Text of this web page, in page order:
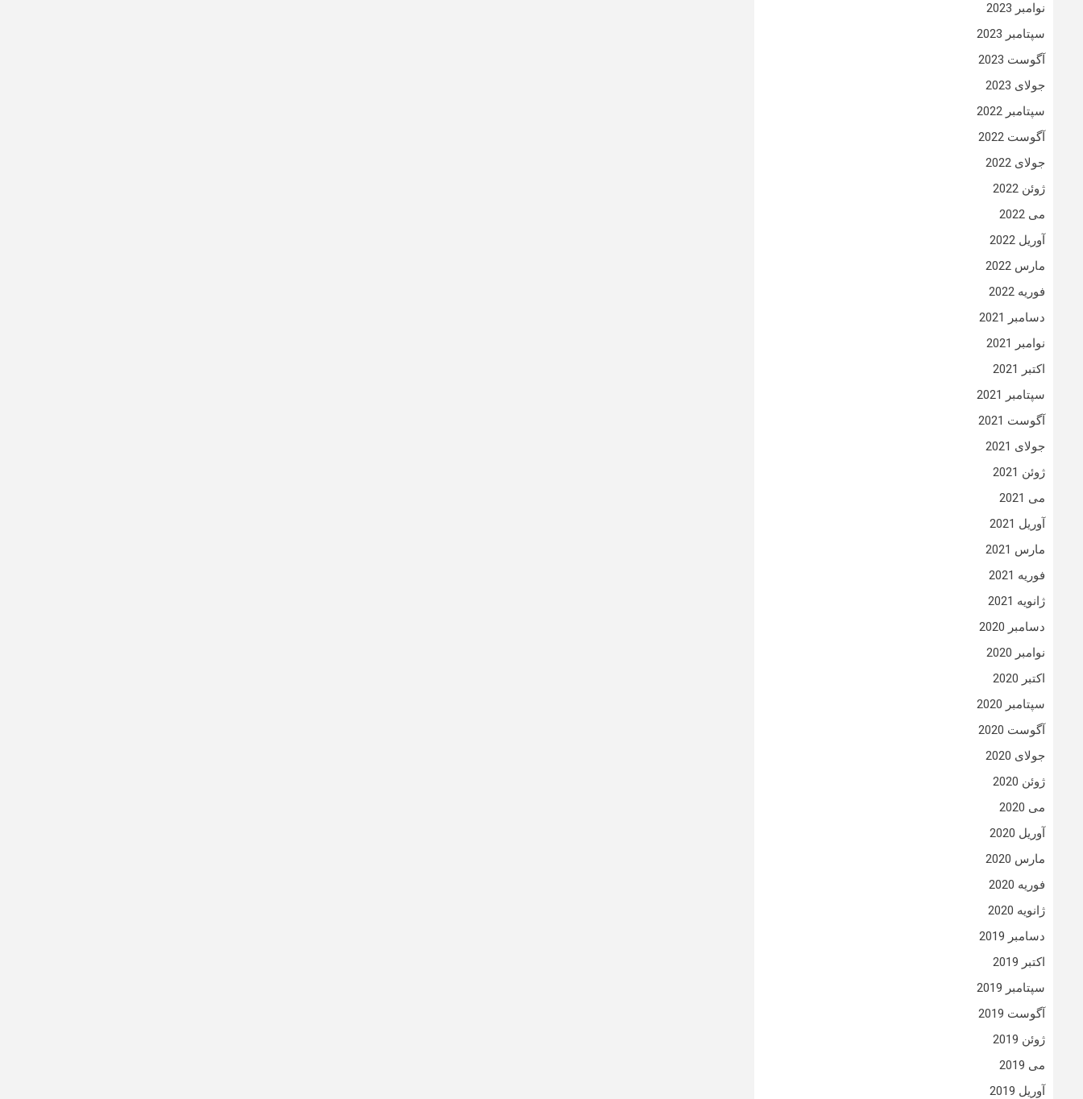
نوامبر 2023
سپتامبر 2023
آگوست 2023
جولای 2023
سپتامبر 2022
آگوست 2022
جولای 2022
ژوئن 2022
می 2022
آوریل 2022
مارس 2022
فوریه 2022
دسامبر 2021
نوامبر 2021
اکتبر 2021
سپتامبر 2021
آگوست 2021
جولای 2021
ژوئن 2021
می 2021
آوریل 2021
مارس 2021
فوریه 2021
ژانویه 2021
دسامبر 2020
نوامبر 2020
اکتبر 2020
سپتامبر 2020
آگوست 2020
جولای 2020
ژوئن 2020
می 2020
آوریل 2020
مارس 2020
فوریه 2020
ژانویه 2020
دسامبر 2019
اکتبر 2019
سپتامبر 2019
آگوست 2019
ژوئن 2019
می 2019
آوریل 2019